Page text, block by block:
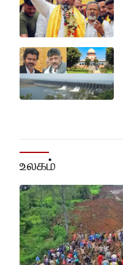
உலகம்